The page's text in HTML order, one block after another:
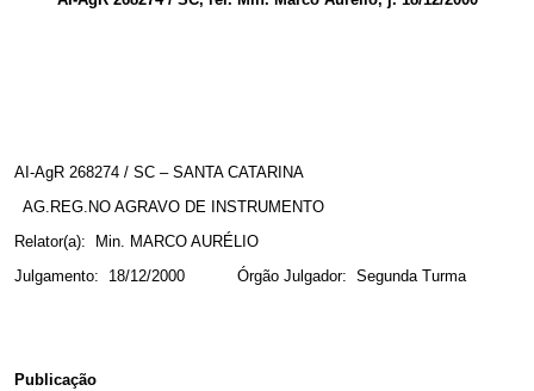
AI-AgR 268274 / SC – SANTA CATARINA
AG.REG.NO AGRAVO DE INSTRUMENTO
Relator(a): Min. MARCO AURÉLIO
Julgamento: 18/12/2000 Órgão Julgador: Segunda Turma
Publicação